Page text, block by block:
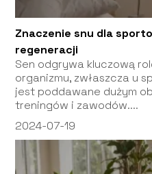
Znaczenie snu dla
regeneracji
Sen odgrywa kluczową
organizmu, zwłaszcza u
jest poddawane dużym
treningów i zawodów....
2024-07-19